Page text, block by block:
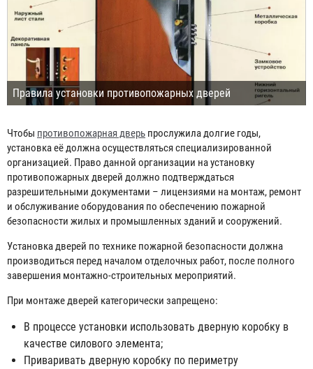
Правила установки противопожарных дверей
Чтобы противопожарная дверь прослужила долгие годы,
установка её должна осуществляться специализированной
организацией. Право данной организации на установку
противопожарных дверей должно подтверждаться
разрешительными документами – лицензиями на монтаж, ремонт
и обслуживание оборудования по обеспечению пожарной
безопасности жилых и промышленных зданий и сооружений.
Установка дверей по технике пожарной безопасности должна
производиться перед началом отделочных работ, после полного
завершения монтажно-строительных мероприятий.
При монтаже дверей категорически запрещено:
В процессе установки использовать дверную коробку в
качестве силового элемента;
Приваривать дверную коробку по периметру